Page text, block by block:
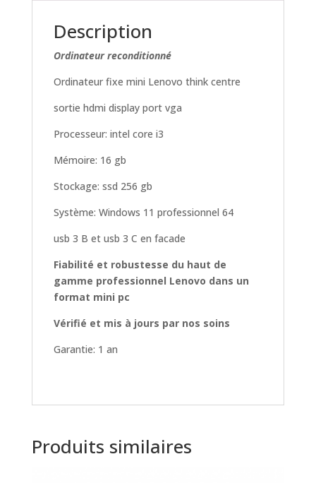
Description
Ordinateur reconditionné
Ordinateur fixe mini Lenovo think centre
sortie hdmi display port vga
Processeur: intel core i3
Mémoire: 16 gb
Stockage: ssd 256 gb
Système: Windows 11 professionnel 64
usb 3 B et usb 3 C en facade
Fiabilité et robustesse du haut de
gamme professionnel Lenovo dans un
format mini pc
Vérifié et mis à jours par nos soins
Garantie: 1 an
Produits similaires